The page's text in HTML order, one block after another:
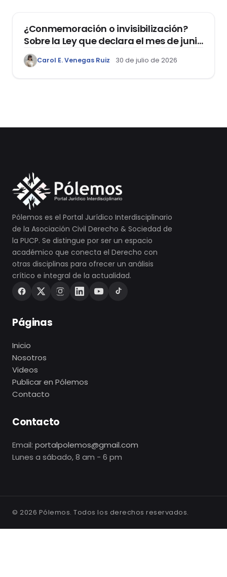
¿Conmemoración o invisibilización?
Sobre la Ley que declara el mes de junio
como el “Mes de la Vida y la Familia”
Carol E. Venegas Ruiz 30 de julio de 2026
Pólemos es el Portal Jurídico Interdisciplinario
de la Asociación Civil Derecho & Sociedad de
la PUCP. Se distingue por ser un espacio
académico que conecta el Derecho con
otras disciplinas para ofrecer un análisis
crítico e integral de la actualidad.
Páginas
Inicio
Nosotros
Videos
Publicar en Pólemos
Contacto
Contacto
Email: portalpolemos@gmail.com
Lunes a sábado, 8 am - 6 pm
© 2026 Pólemos. Todos los derechos reservados.